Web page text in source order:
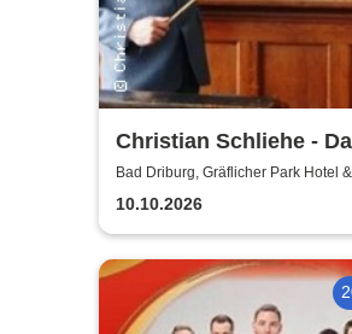
Christian Schliehe -
Beste von Heinz
Bad Driburg, Gräflicher Park Hotel
10.10.2026